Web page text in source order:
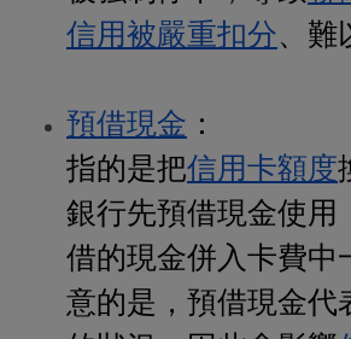
信用被嚴重扣分、難
預借現金 ：
指的是把信用卡額度
銀行先預借現金使用
借的現金併入卡費中
意的是，預借現金代